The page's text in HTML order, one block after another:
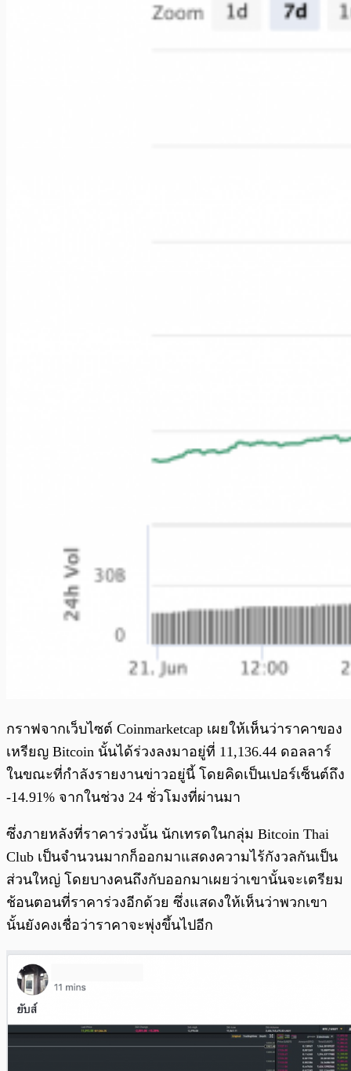
กราฟจากเว็บไซต์ Coinmarketcap เผยให้เห็นว่าราคาของ
เหรียญ Bitcoin นั้นได้ร่วงลงมาอยู่ที่ 11,136.44 ดอลลาร์
ในขณะที่กำลังรายงานข่าวอยู่นี้ โดยคิดเป็นเปอร์เซ็นต์ถึง
-14.91% จากในช่วง 24 ชั่วโมงที่ผ่านมา
ซึ่งภายหลังที่ราคาร่วงนั้น นักเทรดในกลุ่ม Bitcoin Thai
Club เป็นจำนวนมากก็ออกมาแสดงความไร้กังวลกันเป็น
ส่วนใหญ่ โดยบางคนถึงกับออกมาเผยว่าเขานั้นจะเตรียม
ช้อนตอนที่ราคาร่วงอีกด้วย ซึ่งแสดงให้เห็นว่าพวกเขา
นั้นยังคงเชื่อว่าราคาจะพุ่งขึ้นไปอีก